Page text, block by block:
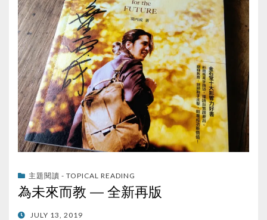
主題閱讀 - TOPICAL READING
為未來而教 — 全新再版
POSTEDJULY 13, 2019